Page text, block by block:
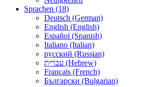
Sprachen (18)
Deutsch (German)
English (English)
Español (Spanish)
Italiano (Italian)
русский (Russian)
עברית (Hebrew)
Français (French)
Български (Bulgarian)